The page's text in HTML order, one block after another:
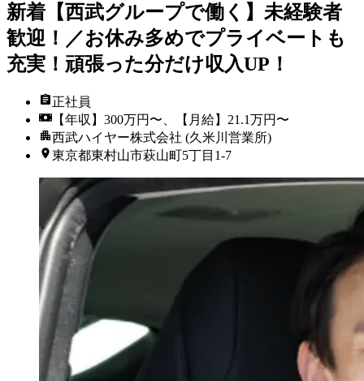
新着 【西武グループで働く】未経験者
歓迎！／お休み多めでプライベートも
充実！頑張った分だけ収入UP！
正社員
【年収】300万円〜、【月給】21.1万円〜
西武ハイヤー株式会社 (久米川営業所)
東京都東村山市萩山町5丁目1-7